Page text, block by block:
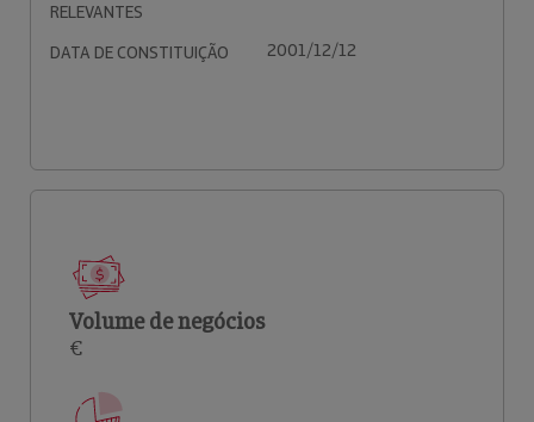
RELEVANTES
DATA DE CONSTITUIÇÃO 2001/12/12
Volume de negócios
€